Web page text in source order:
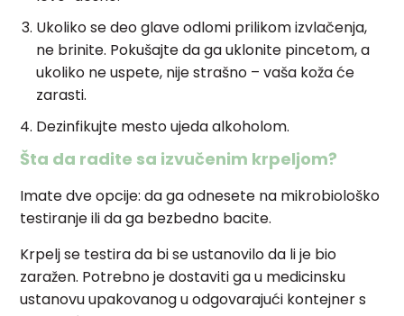
Ukoliko se deo glave odlomi prilikom izvlačenja,
ne brinite. Pokušajte da ga uklonite pincetom, a
ukoliko ne uspete, nije strašno – vaša koža će
zarasti.
Dezinfikujte mesto ujeda alkoholom.
Šta da radite sa izvučenim krpeljom?
Imate dve opcije: da ga odnesete na mikrobiološko
testiranje ili da ga bezbedno bacite.
Krpelj se testira da bi se ustanovilo da li je bio
zaražen. Potrebno je dostaviti ga u medicinsku
ustanovu upakovanog u odgovarajući kontejner s